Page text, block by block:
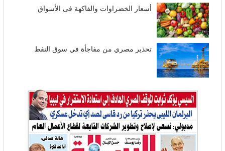
أسعار الخضراوات والفاكهة فى الأسواق
تحذير مصري من مفاجأة في سوق النفط